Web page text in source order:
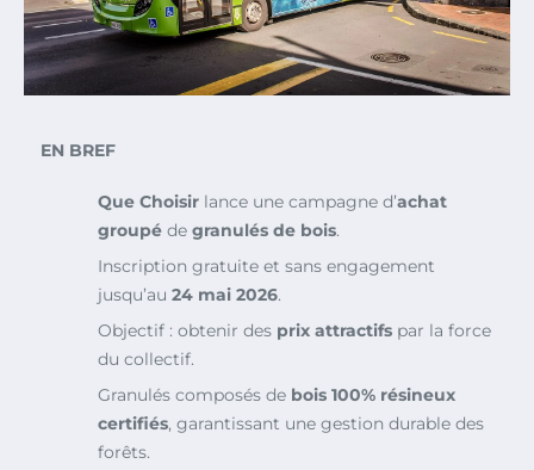
EN BREF
Que Choisir lance une campagne d’achat
groupé de granulés de bois.
Inscription gratuite et sans engagement
jusqu’au 24 mai 2026.
Objectif : obtenir des prix attractifs par la force
du collectif.
Granulés composés de bois 100% résineux
certifiés, garantissant une gestion durable des
forêts.